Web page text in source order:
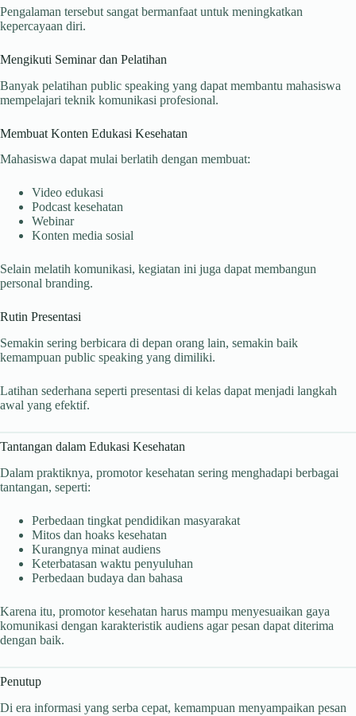
Pengalaman tersebut sangat bermanfaat untuk meningkatkan
kepercayaan diri.
Mengikuti Seminar dan Pelatihan
Banyak pelatihan public speaking yang dapat membantu mahasiswa
mempelajari teknik komunikasi profesional.
Membuat Konten Edukasi Kesehatan
Mahasiswa dapat mulai berlatih dengan membuat:
Video edukasi
Podcast kesehatan
Webinar
Konten media sosial
Selain melatih komunikasi, kegiatan ini juga dapat membangun
personal branding.
Rutin Presentasi
Semakin sering berbicara di depan orang lain, semakin baik
kemampuan public speaking yang dimiliki.
Latihan sederhana seperti presentasi di kelas dapat menjadi langkah
awal yang efektif.
Tantangan dalam Edukasi Kesehatan
Dalam praktiknya, promotor kesehatan sering menghadapi berbagai
tantangan, seperti:
Perbedaan tingkat pendidikan masyarakat
Mitos dan hoaks kesehatan
Kurangnya minat audiens
Keterbatasan waktu penyuluhan
Perbedaan budaya dan bahasa
Karena itu, promotor kesehatan harus mampu menyesuaikan gaya
komunikasi dengan karakteristik audiens agar pesan dapat diterima
dengan baik.
Penutup
Di era informasi yang serba cepat, kemampuan menyampaikan pesan